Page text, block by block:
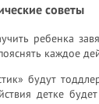
советы
ребенка
каждое
будут
детке